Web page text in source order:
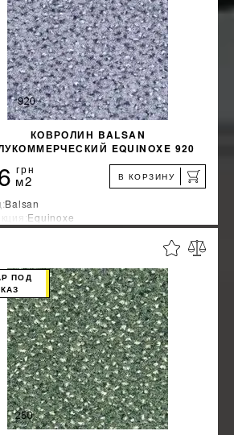
КОВРОЛИН BALSAN
EQUINOXE 920
грн
м2 В КОРЗИНУ
Balsan
Equinoxe
производитель:Франция
УЗНАТЬ СВОЮ СКИДКУ %
КУПИТЬ
ПОД